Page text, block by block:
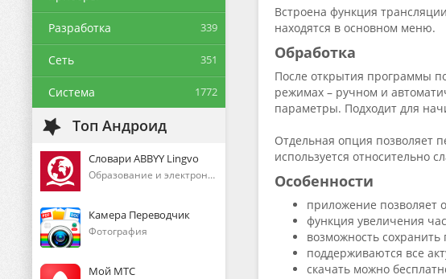
Разработка 339
Сеть 351
Система 1772
Топ Андроид
Словари ABBYY Lingvo
Образование и электронные книги
Камера Переводчик
Фотография
Мой МТС
Встроена функция
находятся в основном меню.
Обработка
После открытия программы
режимах – ручном и
параметры. Подходит для
Отдельная опция позволяет
используется относительно
Особенности
приложение позволяет
функция увеличения
возможность
поддерживаются все
скачать можно